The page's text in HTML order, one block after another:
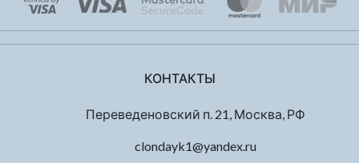
КОНТАКТЫ
Переведеновский п. 21, Москва, РФ
clondayk1@yandex.ru